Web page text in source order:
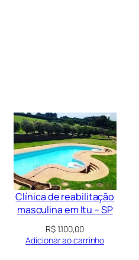
Clínica de reabilitação
masculina em Itu – SP
R$1.100,00
Adicionar ao carrinho